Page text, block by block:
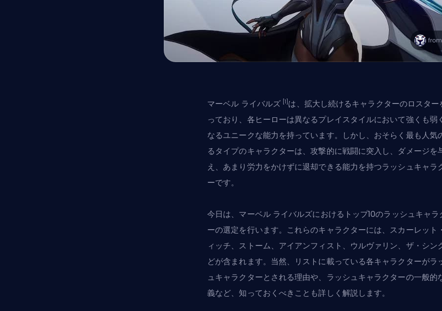
マーベル ライバルズ [1] は、拡大し続けるキャラクターのロスター
っており、各ヒーローは異なるプレイスタイルにおいて強くも弱
なるユニークな能力を持っています。しかし、おそらく最も人気
るタイプのキャラクターは、攻撃的に戦闘に突入し、ダメージを
え、あまり労力をかけずに退却できる能力を持つラッシュキャラ
ーです。
今日は、マーベル ライバルズにおけるトップ10のラッシュキャラ
ーの選定を行います。これらのキャラクターには、スカーレット
ィッチ、ストーム、アイアンフィスト、ウルヴァリン、ザ・シン
どが含まれます。当然、リストに載っている各キャラクターがラ
ュキャラクターとされる理由や、ラッシュキャラクターの一般的
義など、知っておくべきことも詳しく解説します。